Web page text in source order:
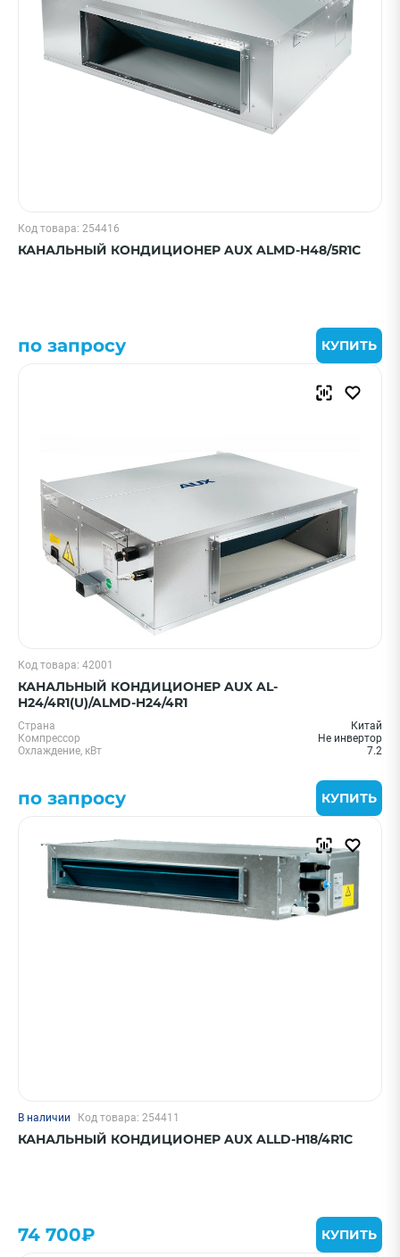
Код товара: 254416
КАНАЛЬНЫЙ КОНДИЦИОНЕР AUX ALMD-H48/5R1C
по запросу КУПИТЬ
Код товара: 42001
КАНАЛЬНЫЙ КОНДИЦИОНЕР AUX AL-
H24/4R1(U)/ALMD-H24/4R1
Страна
Китай
Компрессор
Не инвертор
Охлаждение, кВт
7.2
по запросу КУПИТЬ
В наличии Код товара: 254411
КАНАЛЬНЫЙ КОНДИЦИОНЕР AUX ALLD-H18/4R1C
74 700₽ КУПИТЬ